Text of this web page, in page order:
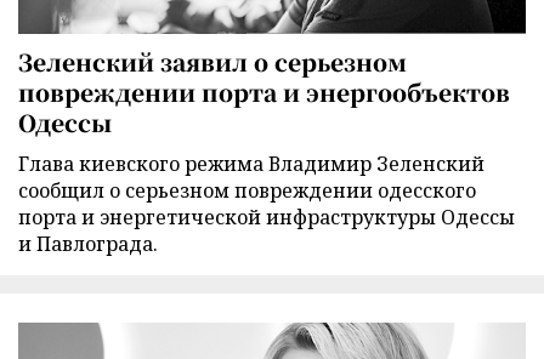
Зеленский заявил о серьезном
повреждении порта и энергообъектов
Одессы
Глава киевского режима Владимир Зеленский
сообщил о серьезном повреждении одесского
порта и энергетической инфраструктуры Одессы
и Павлограда.